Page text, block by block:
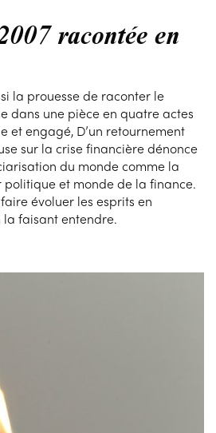
racontée en
la prouesse de raconter le
dans une pièce en quatre actes
et engagé, D’un retournement
sur la crise financière dénonce
du monde comme la
et monde de la finance.
évoluer les esprits en
faisant entendre.